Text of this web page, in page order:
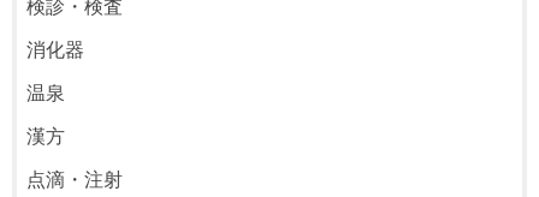
検診・検査
消化器
温泉
漢方
点滴・注射